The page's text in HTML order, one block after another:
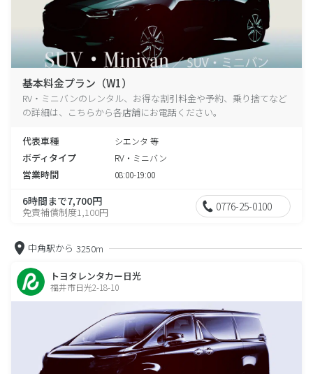
基本料金プラン（W1）
RV・ミニバンのレンタル、お得な割引料金や予約、乗り捨てなど
の詳細は、こちらから各店舗にお電話ください。
代表車種 シエンタ 等
ボディタイプ RV・ミニバン
営業時間 08:00-19:00
6時間まで7,700円
免責補償制度1,100円 0776-25-0100
中角駅から 3250m
トヨタレンタカー日光
福井市日光2-18-10